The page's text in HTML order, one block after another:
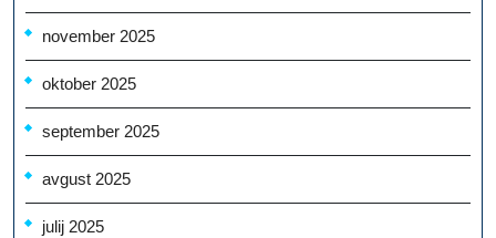
november 2025
oktober 2025
september 2025
avgust 2025
julij 2025